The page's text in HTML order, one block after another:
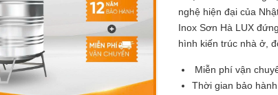
nghệ hiện đại của
Inox Sơn Hà LUX
hình kiến trúc nhà ở,
Miễn phí
Thời gian bảo